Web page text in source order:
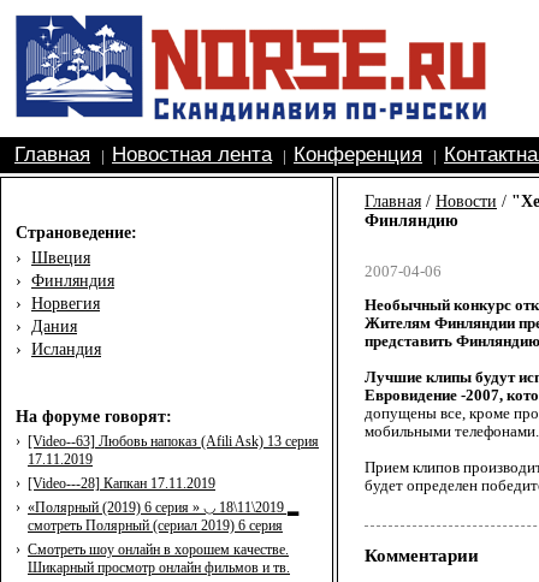
Главная Новостная лента| Конференция
Страноведение:
› Швеция
› Финляндия
› Норвегия
› Дания
› Исландия
На форуме говорят:
› [Video--63] Любовь напоказ (Afili Ask) 13 серия
17.11.2019
› [Video---28] Капкан 17.11.2019
› «Полярный (2019) 6 серия » ◡ 18\11\2019 ▂
смотреть Полярный (сериал 2019) 6 серия
› Смотреть шоу онлайн в хорошем качестве.
Шикарный просмотр онлайн фильмов и тв.
Главная / Новости /
Финляндию
2007-04-06
Необычный конкурс
Жителям Финляндии
представить
Лучшие клипы будут
Евровидение -2007,
допущены все, кроме
мобильными телефонами.
Прием клипов
будет определен
Комментарии